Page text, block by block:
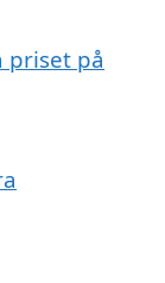
priset på